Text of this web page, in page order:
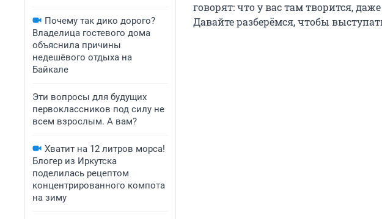
Почему так дико дорого?
Владелица гостевого дома
объяснила причины
недешёвого отдыха на
Байкале
Эти вопросы для будущих
первоклассников под силу не
всем взрослым. А вам?
Хватит на 12 литров морса!
Блогер из Иркутска
поделилась рецептом
концентрированного компота
на зиму
говорят: что у вас там творится,
Давайте разберёмся, чтобы